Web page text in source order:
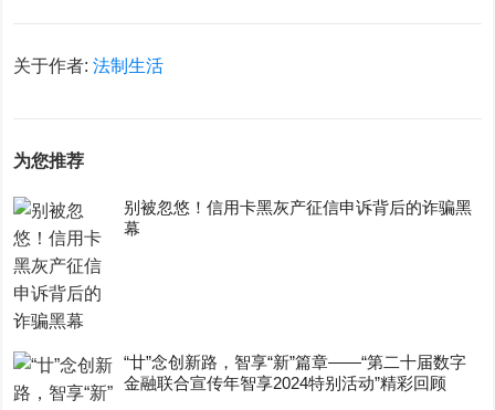
关于作者:法制生活
为您推荐
别被忽悠！信用卡黑灰产征信申诉背后的诈骗黑
幕
“廿”念创新路，智享“新”篇章——“第二十届数字
金融联合宣传年智享2024特别活动”精彩回顾